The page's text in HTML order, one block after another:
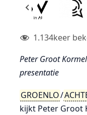
1.134keer
Peter Groot
presentatie
GROENLO/
kijkt Peter Groot